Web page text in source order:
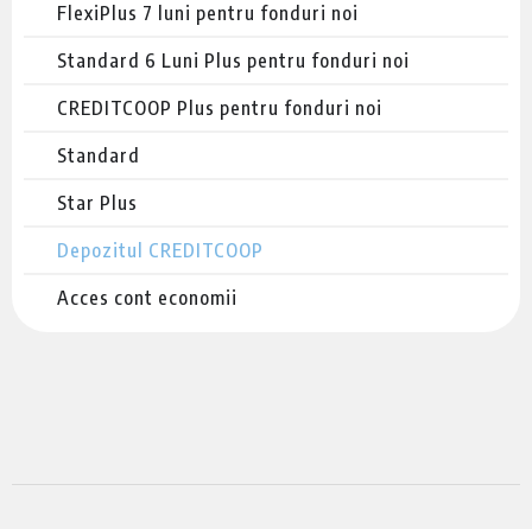
FlexiPlus 7 luni pentru fonduri noi
Standard 6 Luni Plus pentru fonduri noi
CREDITCOOP Plus pentru fonduri noi
Standard
Star Plus
Depozitul CREDITCOOP
Acces cont economii